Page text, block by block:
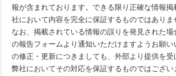
報が含まれております。できる限り正確な情報
社において内容を完全に保証するものではありま
なお、掲載されている情報の誤りを発見された
の報告フォームより通知いただけますようお願
の修正・更新につきましても、外部より提供を受
弊社においてその対応を保証するものではござい